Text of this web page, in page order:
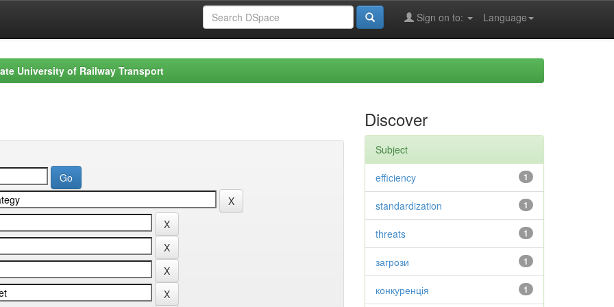
Language
Sign on to:
University of Railway Transport
Discover
Subject
1
efficiency
1
standardization
1
threats
1
загрози
1
конкуренція